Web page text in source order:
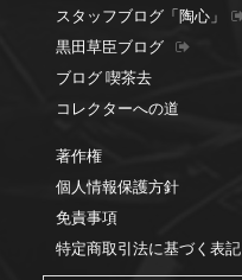
スタッフブログ「陶心」
黒田草臣ブログ
ブログ 喫茶去
コレクターへの道
著作権
個人情報保護方針
免責事項
特定商取引法に基づく表記